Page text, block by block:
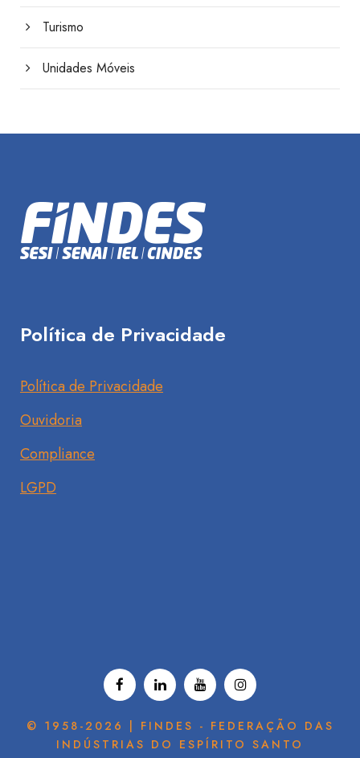
Turismo
Unidades Móveis
Política de Privacidade
Política de Privacidade
Ouvidoria
Compliance
LGPD
© 1958-2026 | FINDES - FEDERAÇÃO DAS
INDÚSTRIAS DO ESPÍRITO SANTO